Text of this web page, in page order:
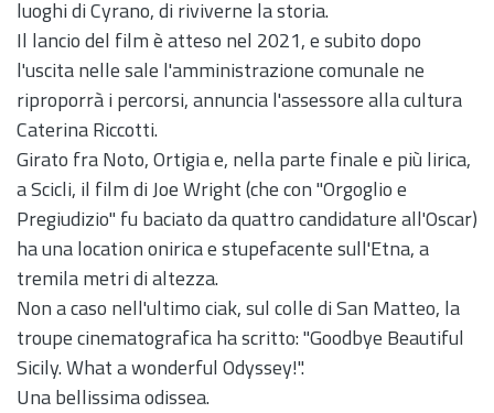
luoghi di Cyrano, di riviverne la storia.
Il lancio del film è atteso nel 2021, e subito dopo
l'uscita nelle sale l'amministrazione comunale ne
riproporrà i percorsi, annuncia l'assessore alla cultura
Caterina Riccotti.
Girato fra Noto, Ortigia e, nella parte finale e più lirica,
a Scicli, il film di Joe Wright (che con "Orgoglio e
Pregiudizio" fu baciato da quattro candidature all'Oscar)
ha una location onirica e stupefacente sull'Etna, a
tremila metri di altezza.
Non a caso nell'ultimo ciak, sul colle di San Matteo, la
troupe cinematografica ha scritto: "Goodbye Beautiful
Sicily. What a wonderful Odyssey!".
Una bellissima odissea.